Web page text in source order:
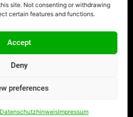
site. Not consenting or withdrawing
certain features and functions.
Accept
Deny
preferences
DatenschutzhinweisImpressum